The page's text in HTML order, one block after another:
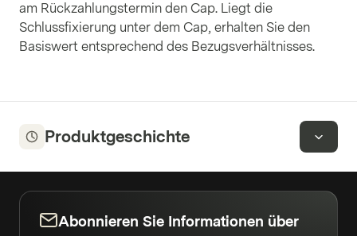
am Rückzahlungstermin den Cap. Liegt die
Schlussfixierung unter dem Cap, erhalten Sie den
Basiswert entsprechend des Bezugsverhältnisses.
Produktgeschichte
Abonnieren Sie Informationen über